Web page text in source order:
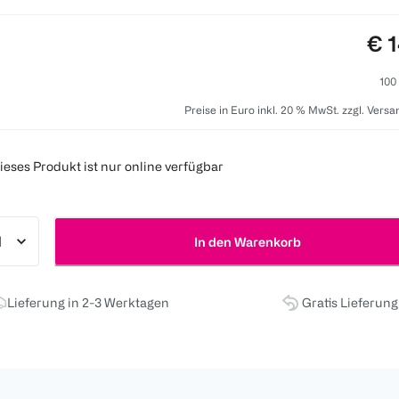
€
Preise in Euro inkl. 20 % MwSt. zzgl.
Produkt ist nur online verfügbar
In den Warenkorb
Lieferung in 2-3 Werktagen Gratis